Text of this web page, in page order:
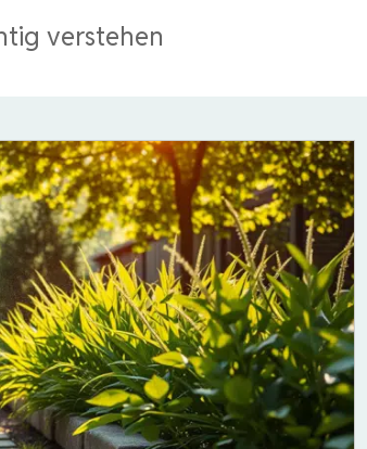
verstehen